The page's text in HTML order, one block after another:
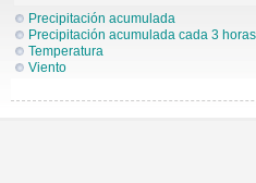
Precipitación acumulada
Precipitación acumulada cada 3 horas
Temperatura
Viento